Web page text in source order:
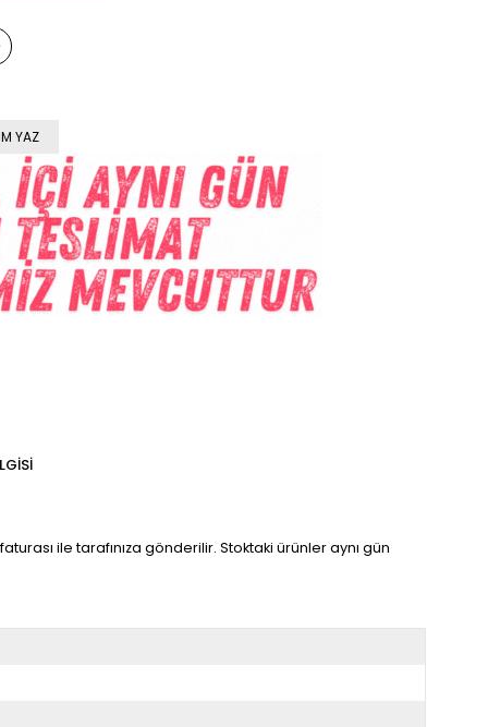
YAZ
ile tarafınıza gönderilir. Stoktaki ürünler aynı gün